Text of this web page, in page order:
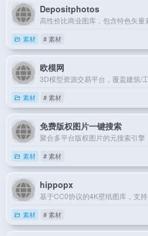
Depositphotos
高性价比商业图库，包含特色矢量
素材 # 素材
欧模网
3D模型资源交易平台，覆盖建筑/
素材 # 素材
免费版权图片一键搜索
聚合多平台版权图片的元搜索引擎
素材 # 素材
hippopx
基于CC0协议的4K壁纸图库，支持
素材 # 素材